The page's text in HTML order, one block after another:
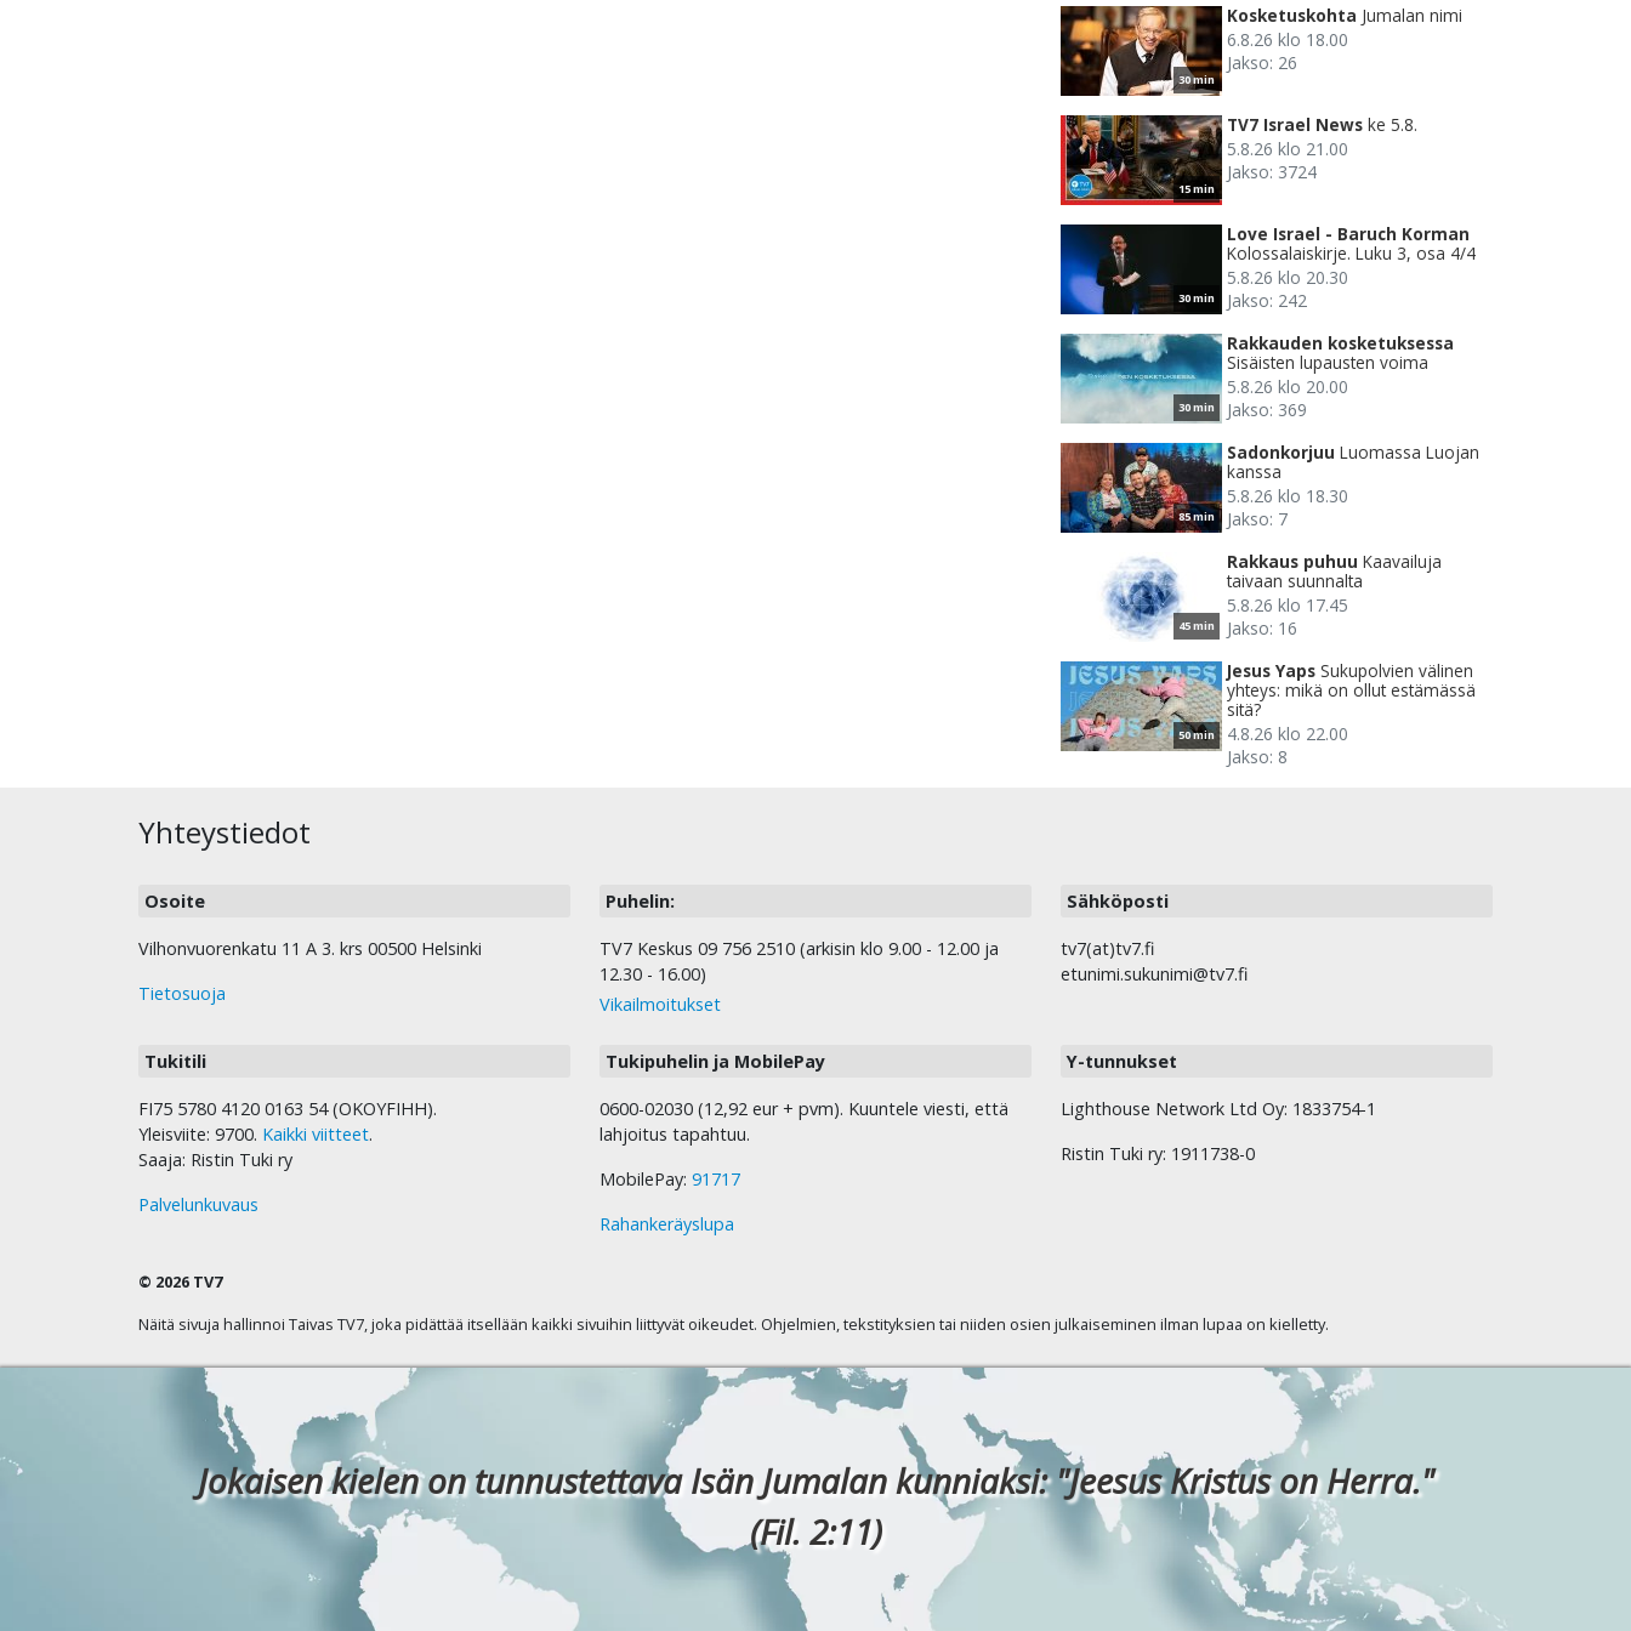
30 min
Kosketuskohta Jumalan nimi
6.8.26 klo 18.00
Jakso: 26
15 min
TV7 Israel News ke 5.8.
5.8.26 klo 21.00
Jakso: 3724
30 min
Love Israel - Baruch Korman
Kolossalaiskirje. Luku 3, osa 4/4
5.8.26 klo 20.30
Jakso: 242
30 min
Rakkauden kosketuksessa
Sisäisten lupausten voima
5.8.26 klo 20.00
Jakso: 369
85 min
Sadonkorjuu Luomassa Luojan
kanssa
5.8.26 klo 18.30
Jakso: 7
45 min
Rakkaus puhuu Kaavailuja
taivaan suunnalta
5.8.26 klo 17.45
Jakso: 16
50 min
Jesus Yaps Sukupolvien välinen
yhteys: mikä on ollut estämässä
sitä?
4.8.26 klo 22.00
Jakso: 8
Yhteystiedot
Osoite
Vilhonvuorenkatu 11 A 3. krs 00500 Helsinki
Tietosuoja
Puhelin:
TV7 Keskus 09 756 2510 (arkisin klo 9.00 - 12.00 ja
12.30 - 16.00)
Vikailmoitukset
Sähköposti
tv7(at)tv7.fi
etunimi.sukunimi@tv7.fi
Tukitili
FI75 5780 4120 0163 54 (OKOYFIHH).
Yleisviite: 9700. Kaikki viitteet.
Saaja: Ristin Tuki ry
Palvelunkuvaus
Tukipuhelin ja MobilePay
0600-02030 (12,92 eur + pvm). Kuuntele viesti, että
lahjoitus tapahtuu.
MobilePay: 91717
Rahankeräyslupa
Y-tunnukset
Lighthouse Network Ltd Oy: 1833754-1
Ristin Tuki ry: 1911738-0
© 2026 TV7
Näitä sivuja hallinnoi Taivas TV7, joka pidättää itsellään kaikki sivuihin liittyvät oikeudet. Ohjelmien, tekstityksien tai niiden osien julkaiseminen ilman lupaa on kielletty.
Jokaisen kielen on tunnustettava Isän Jumalan kunniaksi: "Jeesus Kristus on Herra."
(Fil. 2:11)